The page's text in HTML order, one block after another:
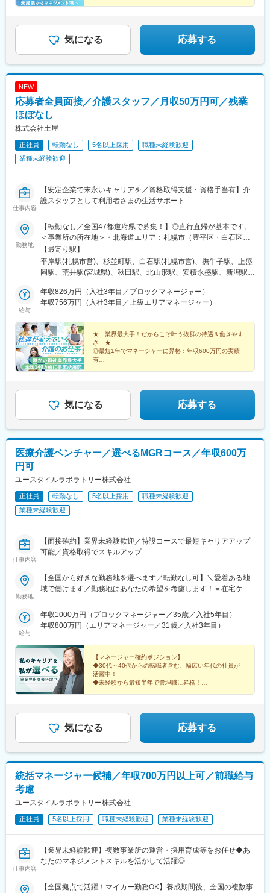
京都】【神奈川県】【新潟県】【三重県】【滋賀県】【沖縄県】
用会社負担等の移住支援あり（規定有）・U・Iターン転勤希望者
への1年間の支援あり（規定有）★江戸川・川崎・湘南・川越・香
川・徳島・青森にて新規事業所オープン！
気になる 応募する
NEW
応募者全員面接／介護スタッフ／月収50万円可／残業
ほぼなし
株式会社土屋
正社員 転勤なし 5名以上採用
職種未経験歓迎
業種未経験歓迎
仕事内容
【安定企業で末永いキャリアを／資格取得支援・資格手当有】介
護スタッフとして利用者さまの生活サポート
勤務地
【転勤なし／全国47都道府県で募集！】◎直行直帰が基本です。
＜事業所の所在地＞・北海道エリア：札幌市（豊平区・白石区）
／函館市・東北エリア：岩手市／仙台市／秋田市／山形市／郡山
市／弘前市・関東エリア：茨城市／栃木市／高崎市／大宮市／習
志野市／板橋区／多摩市／相模原市／藤沢市／甲府市・東海エリ
ア：新潟市／富山市／金沢市／福井市／長野市・関西エリア：大
阪市／宇治市／西宮市／奈良市／大津市／和歌山市／新宮市・中
／徳島市／高松市／松山市／高知市・九州エリア：福岡市／糟屋
郡粕屋町／北九州市／久留米市／佐賀市／長崎市／熊本市／大分
市／宮崎市／鹿児島市／沖縄市※受動喫煙防止対策：敷地内禁煙※
駐車場あり！車、バイク、自転車などの通勤OK ※地域による※担
当するご利用者のご自宅へ訪問していただきます。※ご希望をお伺
【最寄り駅】
平岸駅(札幌市営)、杉並町駅、白石駅(札幌市営)、撫牛子駅、上盛
岡駅、荒井駅(宮城県)、秋田駅、北山形駅、安積永盛駅、新潟駅、
上駅、多摩センター駅、相模原駅、藤沢駅、国母駅、市役所前駅
(長野県)、県庁前駅(富山県)、上諸江駅、八ツ島駅、岐阜駅、静岡
良線)、天満橋駅、西宮駅、奈良駅、六十谷駅、新宮駅、鳥取駅、
松江駅、備前西市駅、東福山駅、比治山橋駅、幡生駅、阿波富田
駅、元山駅(香川県)、道後公園駅、知寄町二丁目駅、吉塚駅、柚須
駅、木屋瀬駅、西鉄久留米駅、佐賀駅、茂里町駅、健軍町駅、大
分駅、宮崎駅、天文館通駅、古島駅、南平岸駅、新津田沼駅、志
駅、西宮駅(ＪＲ線)、新大宮駅、南区役所前駅、道後温泉駅、馬出
九大病院前駅、新木屋瀬駅、スタジアムシティノース駅、いづろ
給与
年収826万円（入社3年目／ブロックマネージャー）
年収756万円（入社3年目／上級エリアマネージャー）
★ 業界最大手！だからこそ叶う抜群の待遇＆働きやす
さ ★
◎最短1年でマネージャーに昇格：年収600万円の実績
有
気になる 応募する
医療介護ベンチャー／選べるMGRコース／年収600万
円可
ユースタイルラボラトリー株式会社
正社員 転勤なし 5名以上採用
職種未経験歓迎
業種未経験歓迎
仕事内容
【面接確約】業界未経験歓迎／特設コースで最短キャリアアップ
可能／資格取得でスキルアップ
勤務地
【全国から好きな勤務地を選べます／転勤なし可】＼愛着ある地
域で働けます／勤務地はあなたの希望を考慮します！＝在宅ケア
い方に最適なポジション☆引越し手当支給・家賃無料の借り上げ
社宅提供◆全国募集◆四国・東北・関西・岐阜・長野で強化募集
お住まいの地域又はジェネラルマネージャーと相談の上決定《養
成期間中の勤務地》東京、神奈川、埼玉※所在地はHP記載【2／地
元マネージャーコース】☆地元採用・転勤なしOK☆別事業へのキ
ャリアチェンジによる昇格可能◆勤務地はページ下部『勤務地一
覧』を参照ください└湘南・川越・香川・川崎・江戸川・徳島・
青森・多摩川に新規オープン！＝施設ケア事業＝【転勤なしOK／
関東／茨城、栃木、群馬、埼玉、東京、神奈川■甲信越・北陸／新
潟■関西／兵庫■東海／静岡、愛知■中国・四国／岡山、広島■九
州・沖縄／福岡、佐賀☆養成期間は最寄り施設勤務
給与
年収1000万円（ブロックマネージャー／35歳／入社5年目）
年収800万円（エリアマネージャー／31歳／入社3年目）
【マネージャー確約ポジション】
◆30代～40代からの転職者含む、幅広い年代の社員が
活躍中！
◆未経験から最短半年で管理職に昇格！
そんなあなたを、私たちは歓迎します。
気になる 応募する
統括マネージャー候補／年収700万円以上可／前職給与
考慮
ユースタイルラボラトリー株式会社
正社員 5名以上採用 職種未経験歓迎 業種未経験歓迎
仕事内容
【業界未経験歓迎】複数事業所の運営・採用育成等をお任せ◆あ
なたのマネジメントスキルを活かして活躍◎
【全国拠点で活躍！マイカー勤務OK】養成期間後、全国の複数事